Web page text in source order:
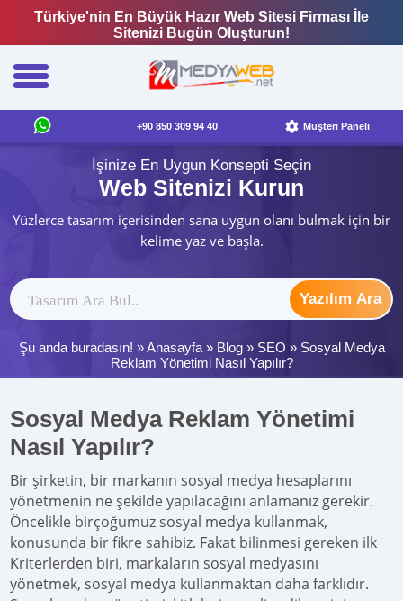
Türkiye'nin En Büyük Hazır Web Sitesi Firması İle
Sitenizi Bugün Oluşturun!
+90 850 309 94 40 Müşteri Paneli
İşinize En Uygun Konsepti Seçin
Web Sitenizi Kurun
Yüzlerce tasarım içerisinden sana uygun olanı bulmak için bir
kelime yaz ve başla.
Yazılım Ara
Şu anda buradasın! »Anasayfa» Blog» SEO » Sosyal Medya
Reklam Yönetimi Nasıl Yapılır?
Sosyal Medya Reklam Yönetimi
Nasıl Yapılır?
Bir şirketin, bir markanın sosyal medya hesaplarını
yönetmenin ne şekilde yapılacağını anlamanız gerekir.
Öncelikle birçoğumuz sosyal medya kullanmak,
konusunda bir fikre sahibiz. Fakat bilinmesi gereken ilk
Kriterlerden biri, markaların sosyal medyasını
yönetmek, sosyal medya kullanmaktan daha farklıdır.